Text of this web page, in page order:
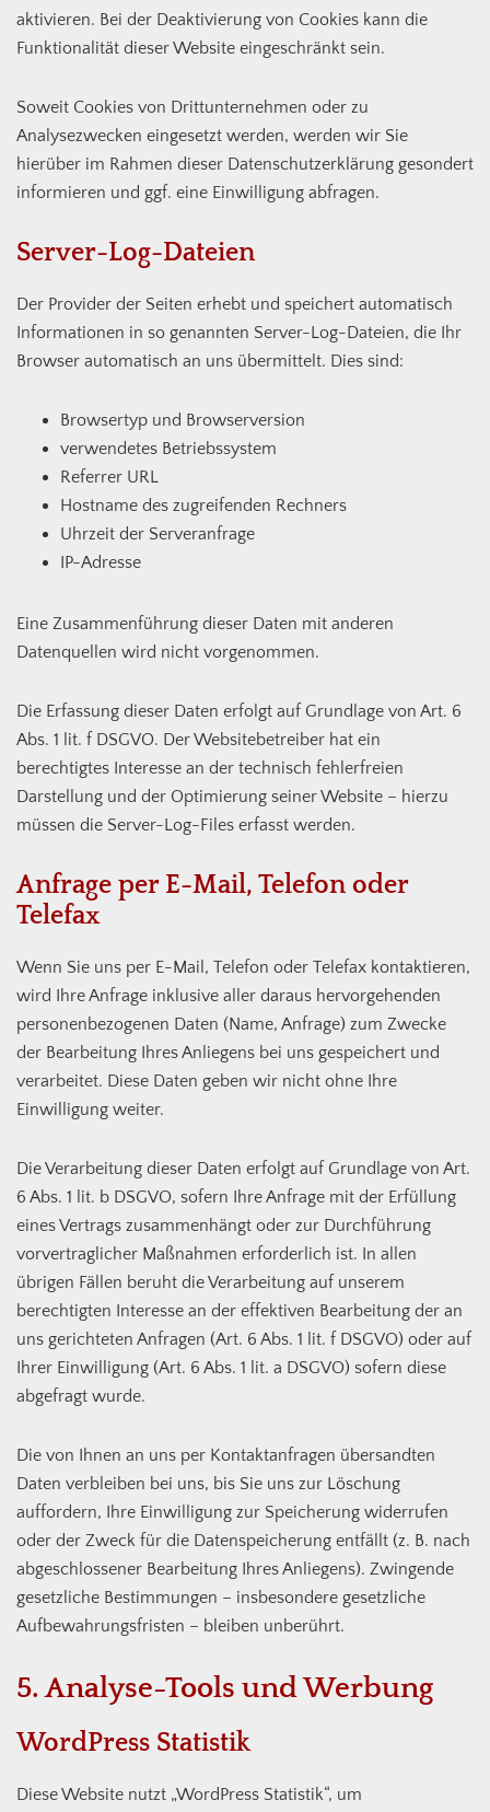
aktivieren. Bei der Deaktivierung von Cookies kann die
Funktionalität dieser Website eingeschränkt sein.
Soweit Cookies von Drittunternehmen oder zu
Analysezwecken eingesetzt werden, werden wir Sie
hierüber im Rahmen dieser Datenschutzerklärung gesondert
informieren und ggf. eine Einwilligung abfragen.
Server-Log-Dateien
Der Provider der Seiten erhebt und speichert automatisch
Informationen in so genannten Server-Log-Dateien, die Ihr
Browser automatisch an uns übermittelt. Dies sind:
Browsertyp und Browserversion
verwendetes Betriebssystem
Referrer URL
Hostname des zugreifenden Rechners
Uhrzeit der Serveranfrage
IP-Adresse
Eine Zusammenführung dieser Daten mit anderen
Datenquellen wird nicht vorgenommen.
Die Erfassung dieser Daten erfolgt auf Grundlage von Art. 6
Abs. 1 lit. f DSGVO. Der Websitebetreiber hat ein
berechtigtes Interesse an der technisch fehlerfreien
Darstellung und der Optimierung seiner Website – hierzu
müssen die Server-Log-Files erfasst werden.
Anfrage per E-Mail, Telefon oder
Telefax
Wenn Sie uns per E-Mail, Telefon oder Telefax kontaktieren,
wird Ihre Anfrage inklusive aller daraus hervorgehenden
personenbezogenen Daten (Name, Anfrage) zum Zwecke
der Bearbeitung Ihres Anliegens bei uns gespeichert und
verarbeitet. Diese Daten geben wir nicht ohne Ihre
Einwilligung weiter.
Die Verarbeitung dieser Daten erfolgt auf Grundlage von Art.
6 Abs. 1 lit. b DSGVO, sofern Ihre Anfrage mit der Erfüllung
eines Vertrags zusammenhängt oder zur Durchführung
vorvertraglicher Maßnahmen erforderlich ist. In allen
übrigen Fällen beruht die Verarbeitung auf unserem
berechtigten Interesse an der effektiven Bearbeitung der an
uns gerichteten Anfragen (Art. 6 Abs. 1 lit. f DSGVO) oder auf
Ihrer Einwilligung (Art. 6 Abs. 1 lit. a DSGVO) sofern diese
abgefragt wurde.
Die von Ihnen an uns per Kontaktanfragen übersandten
Daten verbleiben bei uns, bis Sie uns zur Löschung
auffordern, Ihre Einwilligung zur Speicherung widerrufen
oder der Zweck für die Datenspeicherung entfällt (z. B. nach
abgeschlossener Bearbeitung Ihres Anliegens). Zwingende
gesetzliche Bestimmungen – insbesondere gesetzliche
Aufbewahrungsfristen – bleiben unberührt.
5. Analyse-Tools und Werbung
WordPress Statistik
Diese Website nutzt „WordPress Statistik“, um